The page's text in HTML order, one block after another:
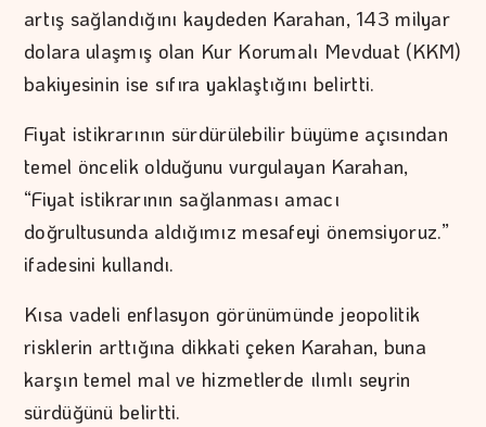
artış sağlandığını kaydeden Karahan, 143 milyar
dolara ulaşmış olan Kur Korumalı Mevduat (KKM)
bakiyesinin ise sıfıra yaklaştığını belirtti.
Fiyat istikrarının sürdürülebilir büyüme açısından
temel öncelik olduğunu vurgulayan Karahan,
“Fiyat istikrarının sağlanması amacı
doğrultusunda aldığımız mesafeyi önemsiyoruz.”
ifadesini kullandı.
Kısa vadeli enflasyon görünümünde jeopolitik
risklerin arttığına dikkati çeken Karahan, buna
karşın temel mal ve hizmetlerde ılımlı seyrin
sürdüğünü belirtti.